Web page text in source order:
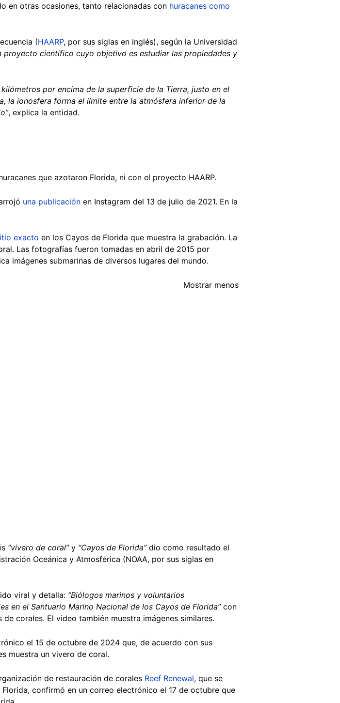
en otras ocasiones, tanto relacionadas con huracanes como
(HAARP, por sus siglas en inglés), según la Universidad
proyecto científico cuyo objetivo es estudiar las propiedades y
por encima de la superficie de la Tierra, justo en el
la ionosfera forma el límite entre la atmósfera inferior de la
, explica la entidad.
que azotaron Florida, ni con el proyecto HAARP.
una publicación en Instagram del 13 de julio de 2021. En la
exacto en los Cayos de Florida que muestra la grabación. La
Las fotografías fueron tomadas en abril de 2015 por
imágenes submarinas de diversos lugares del mundo.
Mostrar menos
“vivero de coral”y “Cayos de Florida”dio como resultado el
Oceánica y Atmosférica (NOAA, por sus siglas en
viral y detalla: “Biólogos marinos y voluntarios
en el Santuario Marino Nacional de los Cayos de Florida”con
corales. El video también muestra imágenes similares.
el 15 de octubre de 2024 que, de acuerdo con sus
muestra un vivero de coral.
de restauración de corales Reef Renewal, que se
confirmó en un correo electrónico el 17 de octubre que